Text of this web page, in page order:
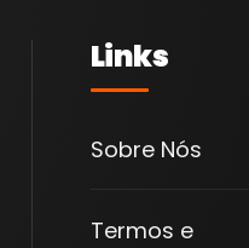
Links
Sobre Nós
Termos e